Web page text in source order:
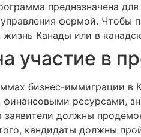
предназначена
фермой.
Канады или в
участие в
бизнес-иммиграции
ресурсами,
должны
кандидаты должны